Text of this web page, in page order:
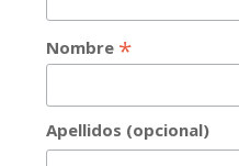
Nombre *
Apellidos (opcional)